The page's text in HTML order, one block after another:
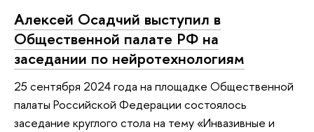
Алексей Осадчий выступил в
Общественной палате РФ на
заседании по нейротехнологиям
25 сентября 2024 года на площадке Общественной
палаты Российской Федерации состоялось
заседание круглого стола на тему «Инвазивные и